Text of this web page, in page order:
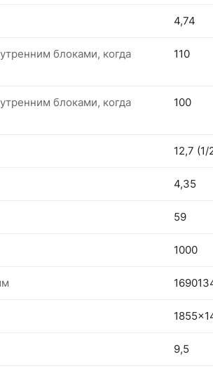
4,74
блоками, когда
110
блоками, когда
100
12,7 (1/
4,35
59
1000
9,5